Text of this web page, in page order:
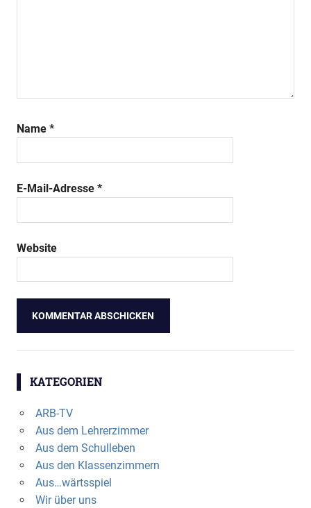
Name *
E-Mail-Adresse *
Website
KATEGORIEN
ARB-TV
Aus dem Lehrerzimmer
Aus dem Schulleben
Aus den Klassenzimmern
Aus…wärtsspiel
Wir über uns